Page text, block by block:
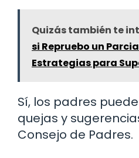
Quizás también te
si Repruebo un
Estrategias para
Sí, los padres
quejas y
Consejo de Padres.